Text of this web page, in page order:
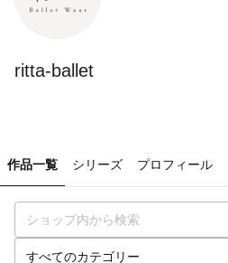
ritta-ballet
作品一覧 シリーズ プロフィール